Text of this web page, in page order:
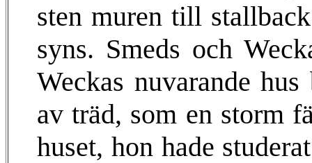
sten muren till
syns. Smeds och
Weckas nuvarande
av träd, som en storm
huset, hon hade